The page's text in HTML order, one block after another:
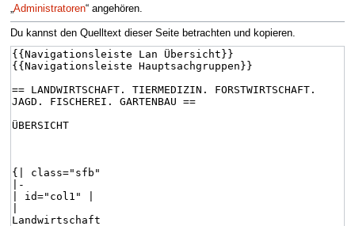
Administratoren“ angehören.
Du kannst den Quelltext dieser Seite betrachten und kopieren.